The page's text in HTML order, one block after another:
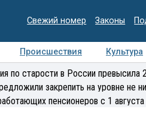
Свежий номер Законы
Происшествия Культура
Интервью
по старости в России превысила
закрепить на уровне не
пенсионеров с 1 августа